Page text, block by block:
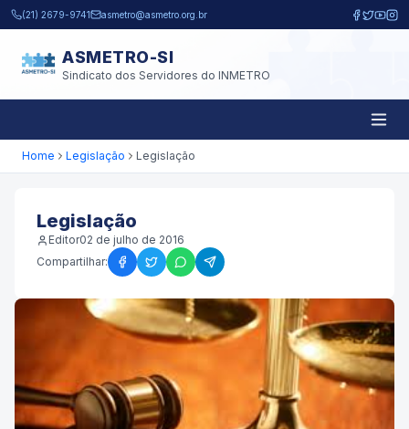
Pular para o conteúdo principal
(21) 2679-9741 asmetro@asmetro.org.br
ASMETRO-SI
Sindicato dos Servidores do INMETRO
Home Legislação Legislação
Legislação
Editor02 de julho de 2016
Compartilhar: